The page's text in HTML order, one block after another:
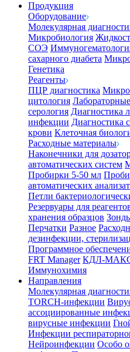
Продукция
Оборудование
Молекулярная
Микробиология
СОЭ
сахарного диабета
Генетика
Реагенты
ПЦР диагностика
цитология
серология Диагностика
инфекции Диагностика
крови Клеточная
Расходные материалы
Наконечники для
автоматических систем
Пробирки 5-50 мл
автоматических
Петли
Резервуары для
хранения образцов
Перчатки Разное
дезинфекции,
Программное
FRT Manager КДЛ-
Иммунохимия
Направления
Молекулярная
TORCH-инфекции
ассоциированные
вирусные инфекции
Инфекции
Нейроинфекции Особо